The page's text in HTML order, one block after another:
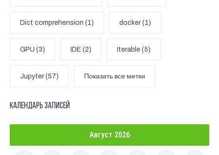
Dict comprehension (1) docker (1)
GPU (3) IDE (2) Iterable (5)
Jupyter (57) Показать все метки
Календарь записей
Август 2026